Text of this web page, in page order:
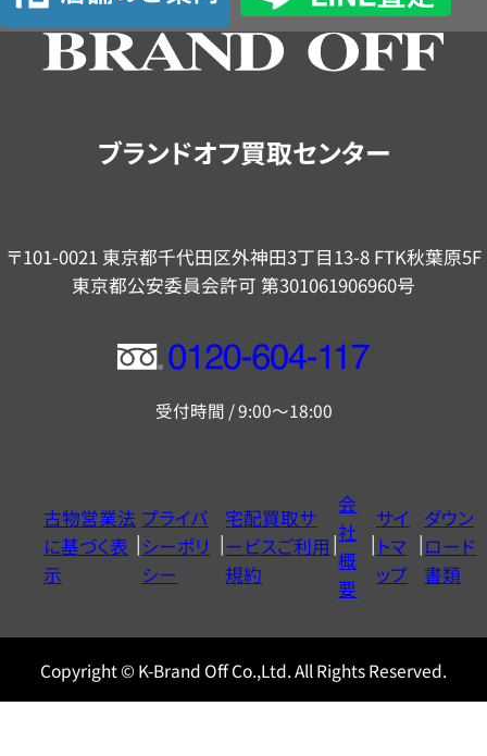
の
ブランドオフ買取センター
〒101-0021 東京都千代田区外神田3丁目13-8 FTK秋葉原5F
東京都公安委員会許可 第301061906960号
フ
ー
ヤ
ル
0120604117
受付時間 / 9:00～18:00
古物営業法
に基づく表
示
プライバ
シーポリ
シー
宅配買取サ
ービスご利用
規約
会
社
概
要
サイ
トマ
ップ
ダウン
ロード
書類
Copyright © K-Brand Off Co.,Ltd. All Rights Reserved.